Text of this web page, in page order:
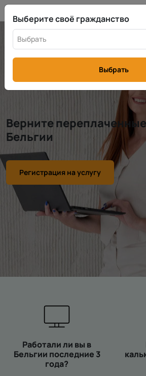
Верните
Бельгии
Регистрация на услугу
Работали ли вы в
Бельгии последние 3
года?
Выберите своё гражданство
Выбрать
Выбрать